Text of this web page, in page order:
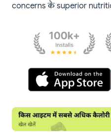
concerns के superior